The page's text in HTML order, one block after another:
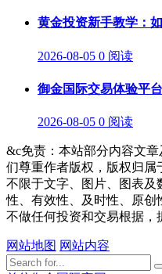
黄金投资新手教学：
2026-08-05 0 阅读
御金国际交易体验平
2026-08-05 0 阅读
&c免责：本站部分内容文
们尊重作者版权，版权归属
不限于文字、图片、图表
性、有效性、及时性、原创
不做任何投资和交易根据，
网站地图 网站内容